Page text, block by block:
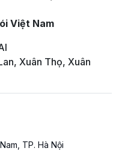
Việt Nam
Xuân Thọ, Xuân
TP. Hà Nội